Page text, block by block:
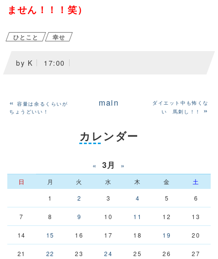
ません！！！笑）
ひとこと 幸せ
by K 17:00
«容量は余るくらいが
ちょうどいい！
main
ダイエット中も怖くな
い 馬刺し！！
»
カレンダー
« 3月 »
日 月 火 水 木 金
土
1
2 3 4 5 6
7 8 9 10 11 12 13
14 15 16 17 18 19 20
21 22 23 24 25 26 27